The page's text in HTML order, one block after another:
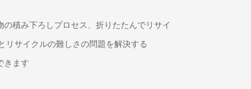
積み下ろしプロセス、折りたたんでリサイ
リサイクルの難しさの問題を解決する
きます